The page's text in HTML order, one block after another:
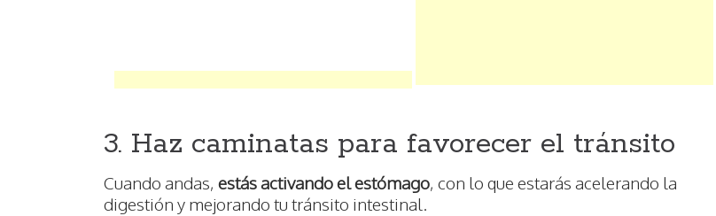
3. Haz caminatas para favorecer el tránsito
Cuando andas, estás activando el estómago, con lo que estarás acelerando la
digestión y mejorando tu tránsito intestinal.